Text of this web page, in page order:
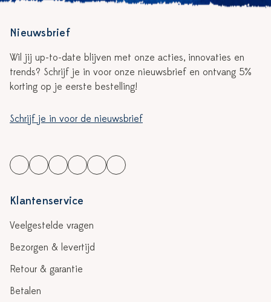
Nieuwsbrief
Wil jij up-to-date blijven met onze acties, innovaties en
trends? Schrijf je in voor onze nieuwsbrief en ontvang 5%
korting op je eerste bestelling!
Schrijf je in voor de nieuwsbrief
Klantenservice
Veelgestelde vragen
Bezorgen & levertijd
Retour & garantie
Betalen